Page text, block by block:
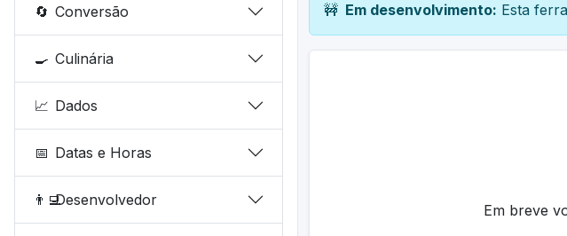
🔄 Conversão
🍳 Culinária
📈 Dados
📅 Datas e Horas
👨‍💻Desenvolvedor
🚧 Em desenvolvimento: Esta
Em breve